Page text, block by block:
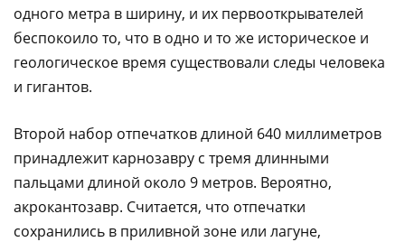
одного метра в ширину, и их первооткрывателей
беспокоило то, что в одно и то же историческое и
геологическое время существовали следы человека
и гигантов.
Второй набор отпечатков длиной 640 миллиметров
принадлежит карнозавру с тремя длинными
пальцами длиной около 9 метров. Вероятно,
акрокантозавр. Считается, что отпечатки
сохранились в приливной зоне или лагуне,